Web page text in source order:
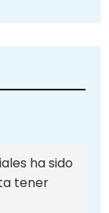
ha sido
tener